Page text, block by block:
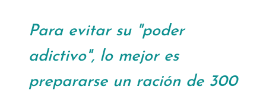
Para evitar su "poder
adictivo", lo mejor es
prepararse un ración de 300